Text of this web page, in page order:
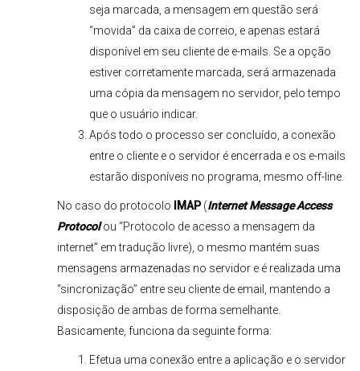
seja marcada, a mensagem em questão será
“movida” da caixa de correio, e apenas estará
disponível em seu cliente de e-mails. Se a opção
estiver corretamente marcada, será armazenada
uma cópia da mensagem no servidor, pelo tempo
que o usuário indicar.
Após todo o processo ser concluído, a conexão
entre o cliente e o servidor é encerrada e os e-mails
estarão disponíveis no programa, mesmo off-line.
No caso do protocolo IMAP(Internet Message Access
Protocolou “Protocolo de acesso a mensagem da
internet” em tradução livre), o mesmo mantém suas
mensagens armazenadas no servidor e é realizada uma
“sincronização” entre seu cliente de email, mantendo a
disposição de ambas de forma semelhante.
Basicamente, funciona da seguinte forma:
Efetua uma conexão entre a aplicação e o servidor